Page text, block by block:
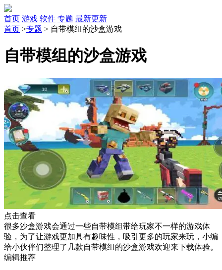
首页 游戏 软件 专题 最新更新
首页 >专题 > 自带模组的沙盒游戏
自带模组的沙盒游戏
点击查看
很多沙盒游戏会通过一些自带模组带给玩家不一样的游戏体
验，为了让游戏更加具有趣味性，吸引更多的玩家来玩，小编
给小伙伴们整理了几款自带模组的沙盒游戏欢迎来下载体验。
编辑推荐